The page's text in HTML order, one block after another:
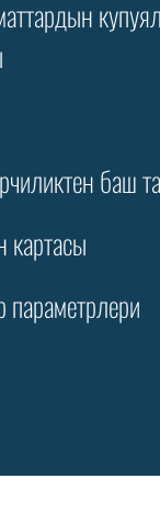
баш
картасы
параметрлери